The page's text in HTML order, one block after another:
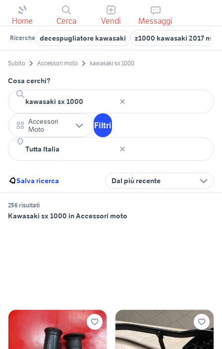
Home Cerca Vendi Messaggi
Ricerche decespugliatore kawasaki z1000 kawasaki 2017
Subito Accessori moto kawasaki sx 1000
Cosa cerchi?
Accessori
Moto
Filtri
Salva ricerca Dal più recente
256 risultati
Kawasaki sx 1000 in Accessori moto